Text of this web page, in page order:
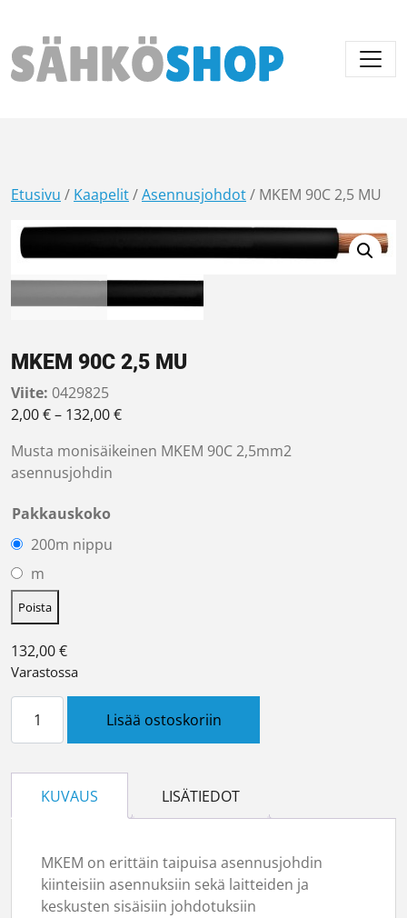
Päävalikko
Etusivu / Kaapelit/Asennusjohdot/ MKEM 90C 2,5 MU
MKEM 90C 2,5 MU
Viite: 0429825
2,00€– 132,00€Hintaluokka: 2,00 € - 132,00 €
Musta monisäikeinen MKEM 90C 2,5mm2
asennusjohdin
Pakkauskoko
200m nippu
m
Poista
132,00€
Varastossa
Lisää ostoskoriin
KUVAUS LISÄTIEDOT
MKEM on erittäin taipuisa asennusjohdin
kiinteisiin asennuksiin sekä laitteiden ja
keskusten sisäisiin johdotuksiin